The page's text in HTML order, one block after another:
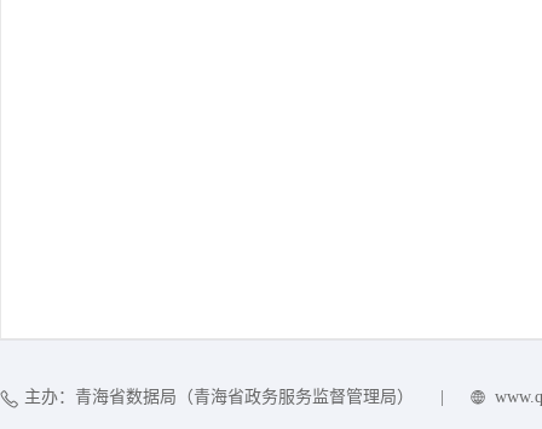
主办：青海省数据局（青海省政务服务监督管理局）